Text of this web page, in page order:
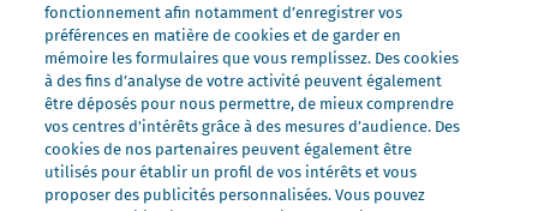
Nos marques
Président Professionnel
Galbani Professionale
Lactel Professionnel
Société Professionnel
Salakis Professionnel
fonctionnement afin notamment d’enregistrer vos
préférences en matière de cookies et de garder en
mémoire les formulaires que vous remplissez. Des cookies
à des fins d’analyse de votre activité peuvent également
être déposés pour nous permettre, de mieux comprendre
vos centres d'intérêts grâce à des mesures d’audience. Des
cookies de nos partenaires peuvent également être
utilisés pour établir un profil de vos intérêts et vous
proposer des publicités personnalisées. Vous pouvez